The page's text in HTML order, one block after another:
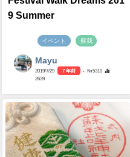
9 Summer
イベント 蘇我
Mayu
2019/7/29 7 年前
- №5310
2639